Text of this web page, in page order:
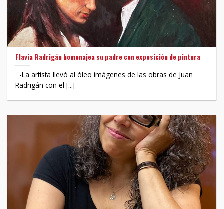
Flavia Radrigán homenajea su padre con exposición de pintura
-La artista llevó al óleo imágenes de las obras de Juan
Radrigán con el [...]